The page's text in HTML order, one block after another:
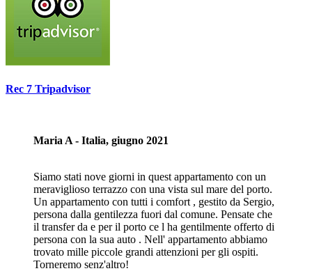
Rec 7 Tripadvisor
Maria A - Italia, giugno 2021
Siamo stati nove giorni in quest appartamento con un
meraviglioso terrazzo con una vista sul mare del porto.
Un appartamento con tutti i comfort , gestito da Sergio,
persona dalla gentilezza fuori dal comune. Pensate che
il transfer da e per il porto ce l ha gentilmente offerto di
persona con la sua auto . Nell' appartamento abbiamo
trovato mille piccole grandi attenzioni per gli ospiti.
Torneremo senz'altro!